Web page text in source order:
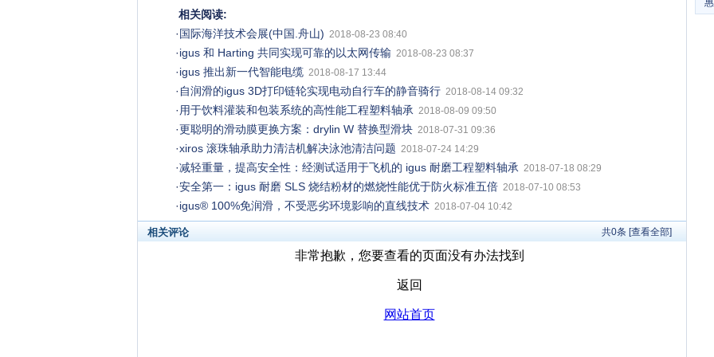
相关阅读:
· 国际海洋技术会展(中国.舟山) 2018-08-23 08:40
·igus 和 Harting 共同实现可靠的以太网传输 2018-08-23 08:37
·igus 推出新一代智能电缆 2018-08-17 13:44
· 自润滑的igus 3D打印链轮实现电动自行车的静音骑行 2018-08-14 09:32
· 用于饮料灌装和包装系统的高性能工程塑料轴承 2018-08-09 09:50
·更聪明的滑动膜更换方案：drylin W 替换型滑块 2018-07-31 09:36
·xiros 滚珠轴承助力清洁机解决泳池清洁问题 2018-07-24 14:29
·减轻重量，提高安全性：经测试适用于飞机的 igus 耐磨工程塑料轴承 2018-07-18 08:29
·安全第一：igus 耐磨 SLS 烧结粉材的燃烧性能优于防火标准五倍 2018-07-10 08:53
·igus® 100%免润滑，不受恶劣环境影响的直线技术 2018-07-04 10:42
共0条 [查看全部]
相关评论